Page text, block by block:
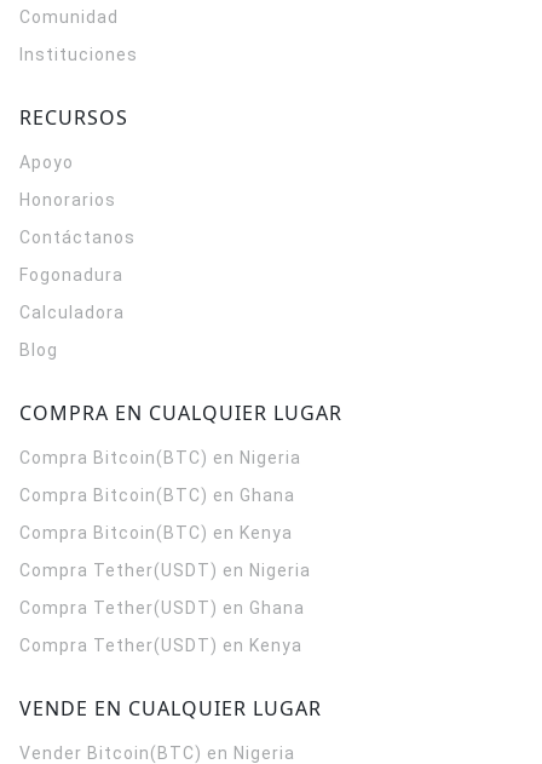
Comunidad
Instituciones
RECURSOS
Apoyo
Honorarios
Contáctanos
Fogonadura
Calculadora
Blog
COMPRA EN CUALQUIER LUGAR
Compra Bitcoin(BTC) en Nigeria
Compra Bitcoin(BTC) en Ghana
Compra Bitcoin(BTC) en Kenya
Compra Tether(USDT) en Nigeria
Compra Tether(USDT) en Ghana
Compra Tether(USDT) en Kenya
VENDE EN CUALQUIER LUGAR
Vender Bitcoin(BTC) en Nigeria